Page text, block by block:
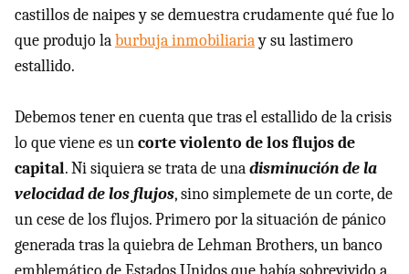
castillos de naipes y se demuestra crudamente qué fue lo
que produjo laburbuja inmobiliariay su lastimero
estallido.
Debemos tener en cuenta que tras el estallido de la crisis
lo que viene es uncorte violento de los flujos de
capital. Ni siquiera se trata de unadisminución de la
velocidad de los flujos, sino simplemete de un corte, de
un cese de los flujos. Primero por la situación de pánico
generada tras la quiebra de Lehman Brothers, un banco